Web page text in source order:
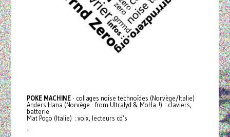
POKE MACHINE- collages noise technoïdes (Norvège/Italie)
Anders Hana (Norvège - from Ultralyd & MoHa !) : claviers,
batterie
Mat Pogo (Italie) : voix, lecteurs cd’s
+